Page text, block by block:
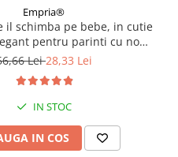
Empria®
il schimba pe bebe, in cutie
pentru parinti cu nou-
Empria, in romana
Lei28,33 Lei
IN STOC
IN COS